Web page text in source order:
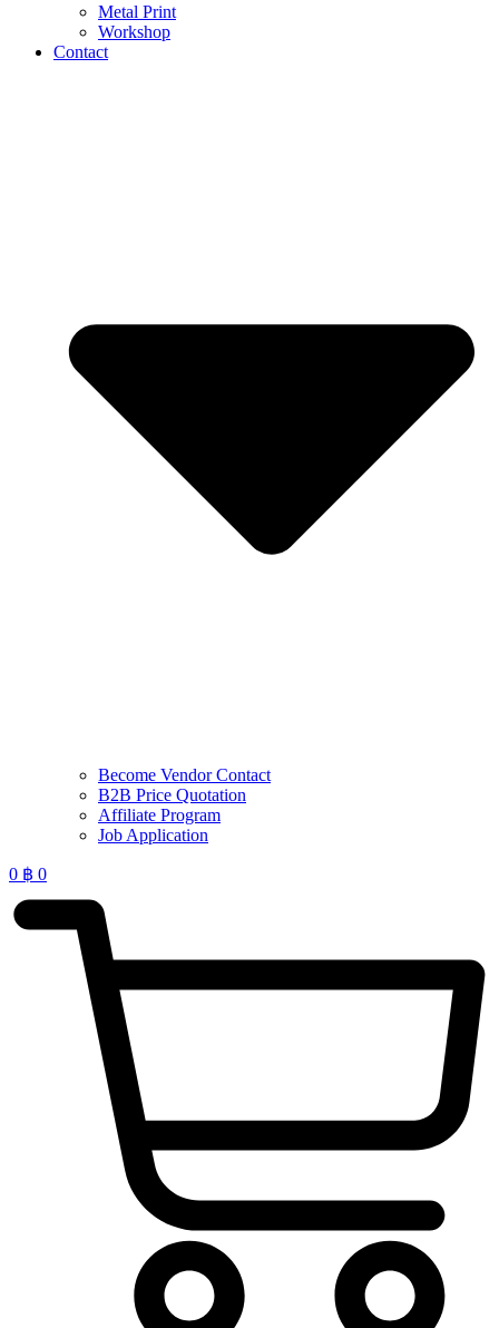
Metal Print
Workshop
Contact
Become Vendor Contact
B2B Price Quotation
Affiliate Program
Job Application
0 ฿ 0